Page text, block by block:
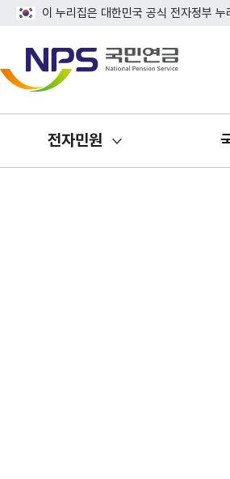
이 누리집은 대한민국 공식 전자정부 누
전자민원